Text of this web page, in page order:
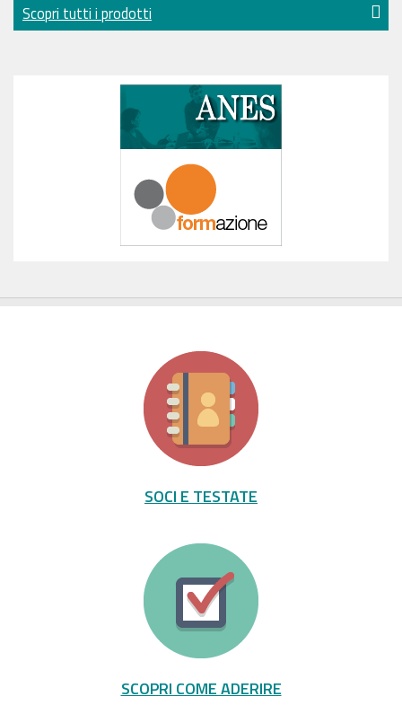
Scopri tutti i prodotti
SOCI E TESTATE
SCOPRI COME ADERIRE